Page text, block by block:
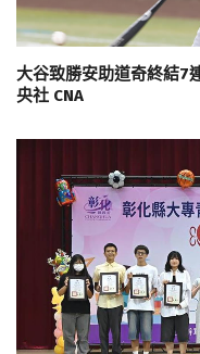
大谷致勝安助道奇終結
央社 CNA